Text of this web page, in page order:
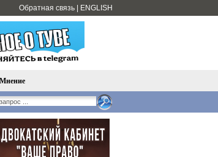
Обратная связь ENGLISH
Мнение